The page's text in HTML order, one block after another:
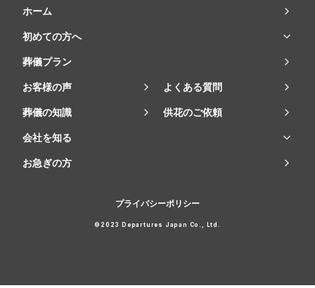
ホーム
初めての方へ
葬儀プラン
お客様の声 よくある質問
葬儀の知識 供花のご依頼
会社を知る
お急ぎの方
プライバシーポリシー
©2023 Departures Japan Co., Ltd.